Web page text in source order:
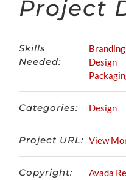
Project
Skills
Needed:
Branding
Design
Categories: Design
Project URL: View
Copyright: Avada